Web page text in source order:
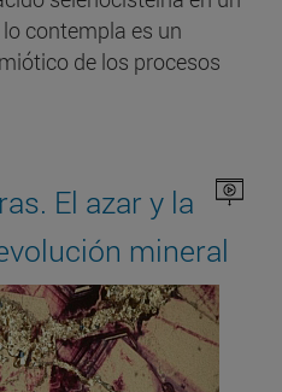
contempla es un
de los procesos
El azar y la
mineral